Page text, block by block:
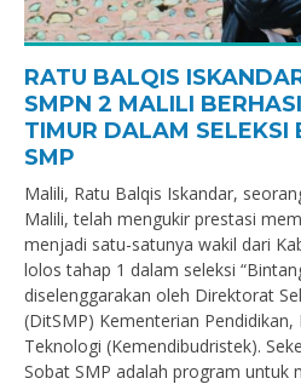
RATU BALQIS
SMPN 2 MALILI
TIMUR DALAM SELEKSI
SMP
Malili, Ratu Balqis Iskandar,
Malili, telah mengukir prestasi
menjadi satu-satunya wakil dari
lolos tahap 1 dalam seleksi
diselenggarakan oleh Direktorat
(DitSMP) Kementerian Pendidikan,
Teknologi (Kemendibudristek).
Sobat SMP adalah program untuk